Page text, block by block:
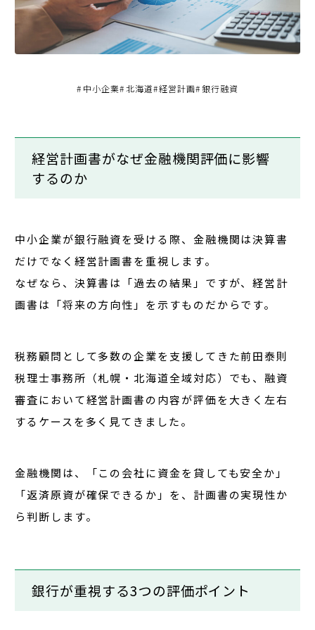
# 中小企業#北海道#経営計画#銀行融資
経営計画書がなぜ金融機関評価に影響
するのか
中小企業が銀行融資を受ける際、金融機関は決算書
だけでなく 経営計画書を重視します。
なぜなら、決算書は「過去の結果」ですが、経営計
画書は「将来の方向性」 を示すものだからです。
税務顧問として多数の企業を支援してきた前田泰則
税理士事務所（札幌・北海道全域対応） でも、融資
審査において経営計画書の内容が評価を大きく左右
するケースを多く見てきました。
金融機関は、「この会社に資金を貸しても安全か」
「返済原資が確保できるか」を、計画書の実現性か
ら判断します。
銀行が重視する3つの評価ポイント